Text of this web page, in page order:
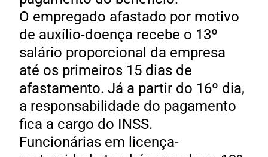
O empregado afastado por motivo
de auxílio-doença recebe o 13º
salário proporcional da empresa
até os primeiros 15 dias de
afastamento. Já a partir do 16º dia,
a responsabilidade do pagamento
fica a cargo do INSS.
Funcionárias em licença-